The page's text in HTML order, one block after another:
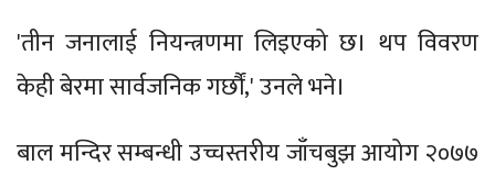
'तीन जनालाई नियन्त्रणमा लिइएको छ। थप विवरण
केही बेरमा सार्वजनिक गर्छौं,' उनले भने।
बाल मन्दिर सम्बन्धी उच्चस्तरीय जाँचबुझ आयोग २०७७